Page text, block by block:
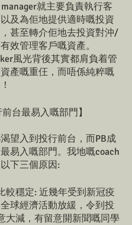
就主要負責執行客
及為佢地提供適時嘅投資
甚至轉介佢地去投資對沖/
效管理客戶嘅資產。
風光背後其實都肩負着管
產嘅重仼，而唔係純粹嘅
前台最易入嘅部門】
望入到投行前台，而PB成
易入嘅部門。我地嘅coach
下三個原因:
較穩定: 近幾年受到新冠疫
球經濟活動放緩，令到投
大減，有留意開新聞嘅同學